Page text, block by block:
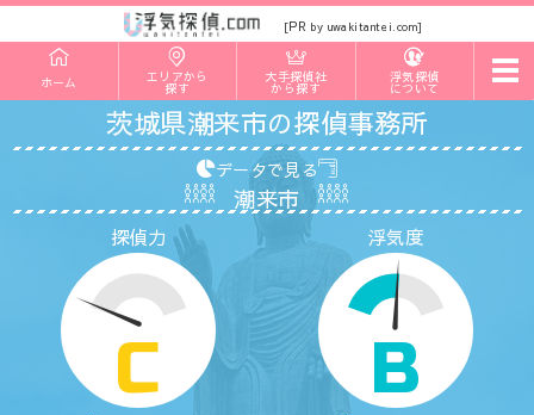
[PR by uwakitantei.com]
ホーム エリアから
探す
大手探偵社
から探す
浮気探偵
について
t
o
g
v
茨城県潮来市の探偵事務所
探偵力
C
浮気度
B
データで見る
潮来市